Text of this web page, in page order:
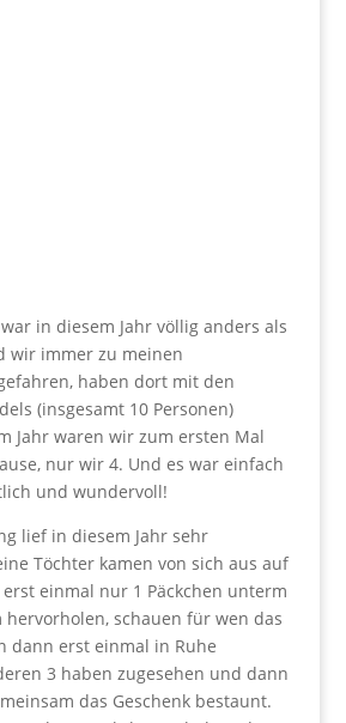
in diesem Jahr völlig anders als
wir immer zu meinen
haben dort mit den
(insgesamt 10 Personen)
Jahr waren wir zum ersten Mal
nur wir 4. Und es war einfach
und wundervoll!
lief in diesem Jahr sehr
Töchter kamen von sich aus auf
einmal nur 1 Päckchen unterm
schauen für wen das
dann erst einmal in Ruhe
3 haben zugesehen und dann
das Geschenk bestaunt.